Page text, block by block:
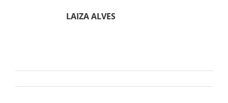
LAIZA ALVES